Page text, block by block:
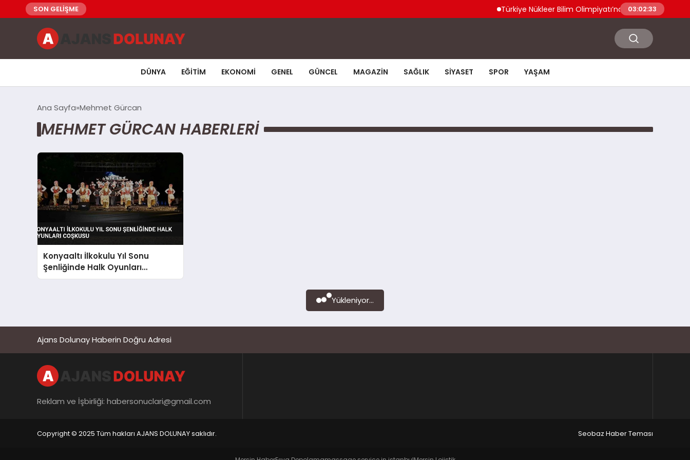
SON GELİŞME Türkiye Nükleer Bilim Olimpiyatı’na İlk Kez Katılıyor
03:02:33
DÜNYA EĞITIM EKONOMI GENEL GÜNCEL MAGAZIN SAĞLIK SIYASET SPOR YAŞAM
Ana Sayfa Mehmet Gürcan
MEHMET GÜRCAN HABERLERI
Konyaaltı İlkokulu Yıl Sonu
Şenliğinde Halk Oyunları
Coşkusu
Yükleniyor...
Ajans Dolunay Haberin Doğru Adresi
Reklam ve İşbirliği: habersonuclari@gmail.com
Copyright © 2025 Tüm hakları AJANS DOLUNAY saklıdır. Seobaz Haber Teması